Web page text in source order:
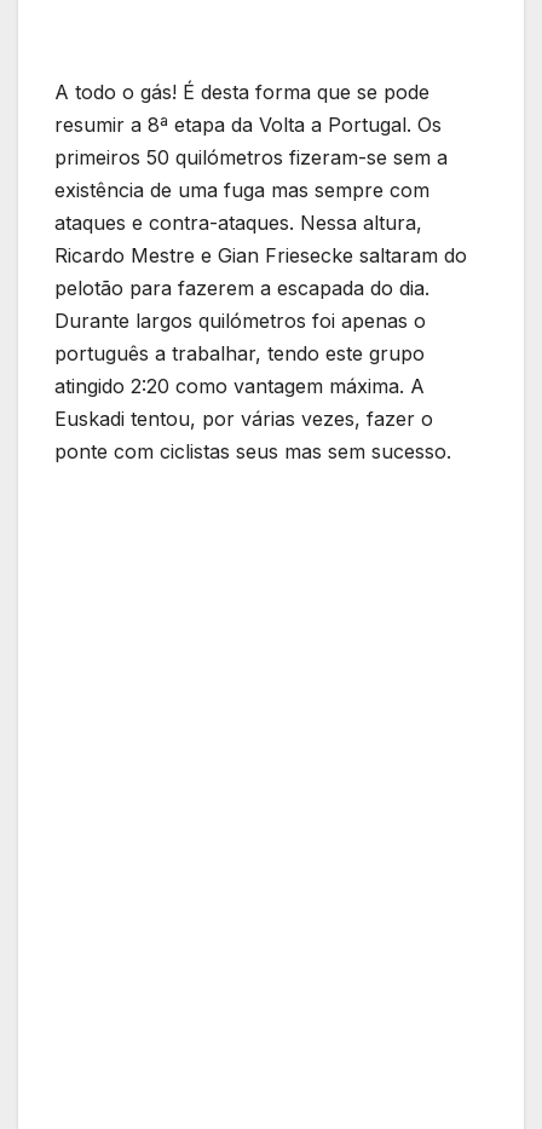
A todo o gás! É desta forma que se pode
resumir a 8ª etapa da Volta a Portugal. Os
primeiros 50 quilómetros fizeram-se sem a
existência de uma fuga mas sempre com
ataques e contra-ataques. Nessa altura,
Ricardo Mestre e Gian Friesecke saltaram do
pelotão para fazerem a escapada do dia.
Durante largos quilómetros foi apenas o
português a trabalhar, tendo este grupo
atingido 2:20 como vantagem máxima. A
Euskadi tentou, por várias vezes, fazer o
ponte com ciclistas seus mas sem sucesso.